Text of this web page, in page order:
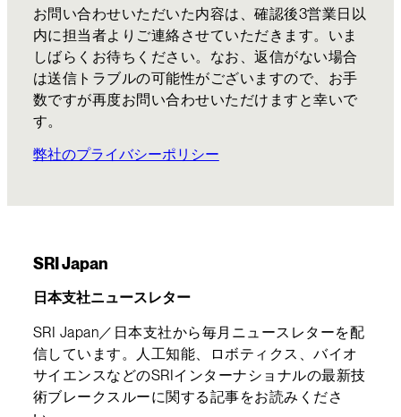
お問い合わせいただいた内容は、確認後3営業日以
内に担当者よりご連絡させていただきます。いま
しばらくお待ちください。なお、返信がない場合
は送信トラブルの可能性がございますので、お手
数ですが再度お問い合わせいただけますと幸いで
す。
弊社のプライバシーポリシー
SRI Japan
日本支社ニュースレター
SRI Japan／日本支社から毎月ニュースレターを配
信しています。人工知能、ロボティクス、バイオ
サイエンスなどのSRIインターナショナルの最新技
術ブレークスルーに関する記事をお読みくださ